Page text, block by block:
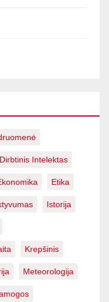
Dirbtinis Intelektas
Etika
Istorija
Krepšinis
Meteorologija